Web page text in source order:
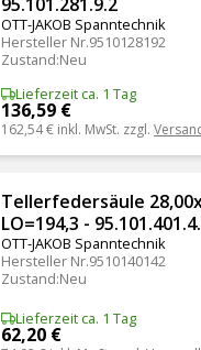
OTT-JAKOB Spanntechnik
Hersteller Nr.9510128192
Zustand:Neu
Lieferzeit ca. 1 Tag
136,59 €
162,54 € inkl. MwSt. zzgl.
Tellerfedersäule
LO=194,3 -
OTT-JAKOB Spanntechnik
Hersteller Nr.9510140142
Zustand:Neu
Lieferzeit ca. 1 Tag
62,20 €